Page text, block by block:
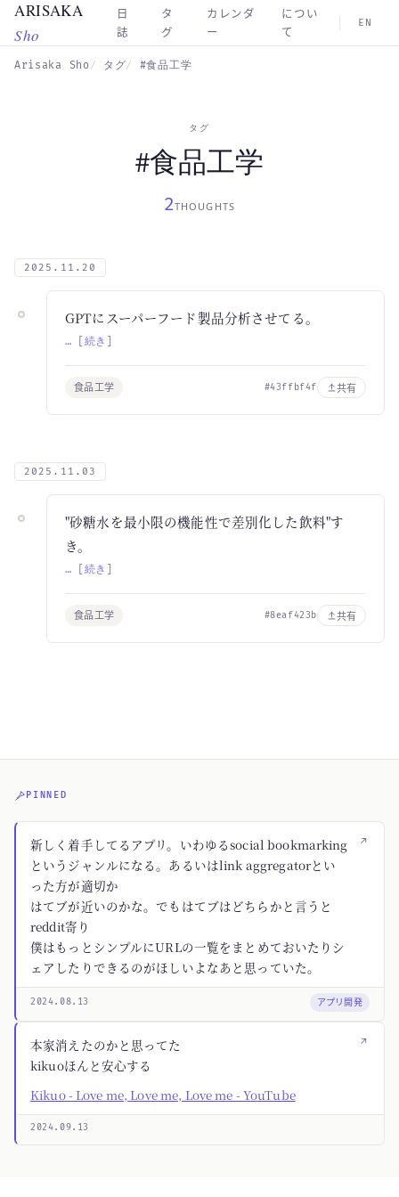
Skip to main content
ARISAKA
Sho
日
誌
タ
グ
カレンダ
ー
につい
て
EN
Arisaka Sho タグ #食品工学
タグ
#食品工学
2THOUGHTS
2025.11.20
GPTにスーパーフード製品分析させてる。
… [続き]
食品工学 #43ffbf4f 共有
2025.11.03
"砂糖水を最小限の機能性で差別化した飲料"す
き。
… [続き]
食品工学 #8eaf423b 共有
PINNED
↗
新しく着手してるアプリ。いわゆるsocial bookmarking
というジャンルになる。あるいはlink aggregatorとい
った方が適切か
はてブが近いのかな。でもはてブはどちらかと言うと
reddit寄り
僕はもっとシンプルにURLの一覧をまとめておいたりシ
ェアしたりできるのがほしいよなあと思っていた。
2024.08.13 アプリ開発
↗
本家消えたのかと思ってた
kikuoほんと安心する
Kikuo - Love me, Love me, Love me - YouTube
2024.09.13